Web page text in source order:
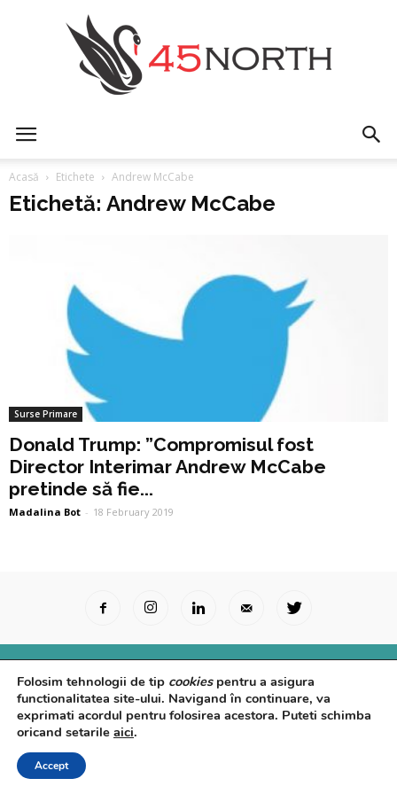
Acasă Etichete Andrew McCabe
Etichetă: Andrew McCabe
Surse Primare
Donald Trump: ”Compromisul fost
Director Interimar Andrew McCabe
pretinde să fie...
Madalina Bot - 18 February 2019
Surse Primare Analize Interviuri
Video
Rapoarte epidemiologice
Despre noi Confidențialitate
© Powered byControl F5
Folosim tehnologii de tip cookiespentru a asigura
functionalitatea site-ului. Navigand în continuare, va
exprimati acordul pentru folosirea acestora. Puteti schimba
oricand setarile aici.
Accept